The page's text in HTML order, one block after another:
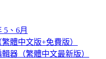
5、6月
體中文版+免費版）
器（繁體中文最新版）